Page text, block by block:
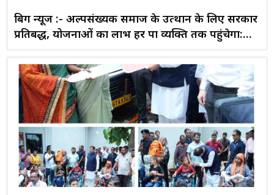
बिग न्यूज :- अल्पसंख्यक समाज के उत्थान के लिए सरकार
प्रतिबद्ध, योजनाओं का लाभ हर पात्र व्यक्ति तक पहुंचेगा: